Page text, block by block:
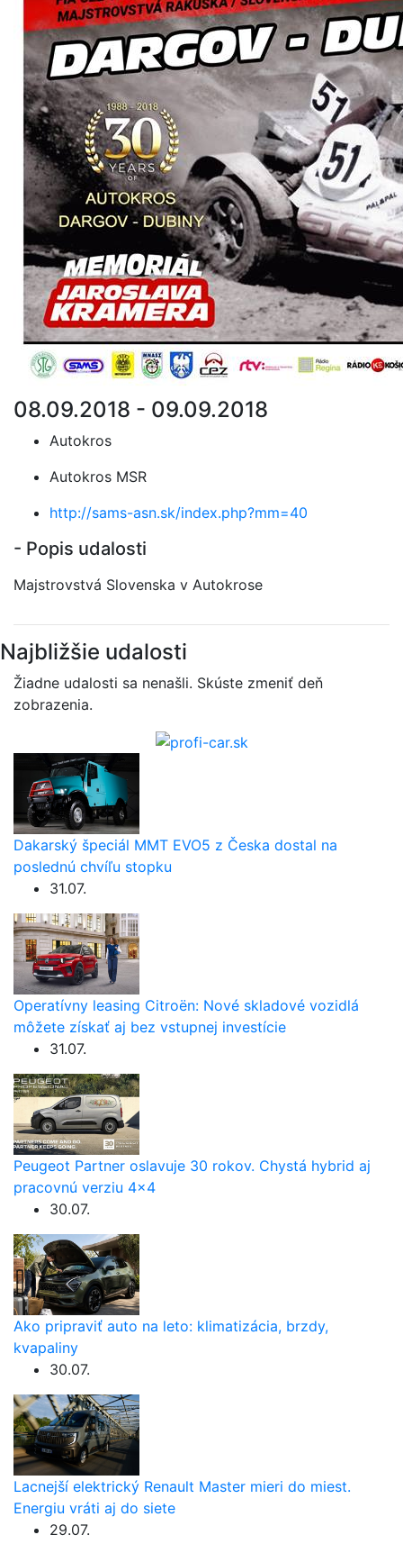
08.09.2018 - 09.09.2018
Autokros
Autokros MSR
http://sams-asn.sk/index.php?mm=40
- Popis udalosti
Majstrovstvá Slovenska v Autokrose
Najbližšie udalosti
Žiadne udalosti sa nenašli. Skúste zmeniť deň
zobrazenia.
Dakarský špeciál MMT EVO5 z Česka dostal na
poslednú chvíľu stopku
31.07.
Operatívny leasing Citroën: Nové skladové vozidlá
môžete získať aj bez vstupnej investície
31.07.
Peugeot Partner oslavuje 30 rokov. Chystá hybrid aj
pracovnú verziu 4×4
30.07.
Ako pripraviť auto na leto: klimatizácia, brzdy,
kvapaliny
30.07.
Lacnejší elektrický Renault Master mieri do miest.
Energiu vráti aj do siete
29.07.